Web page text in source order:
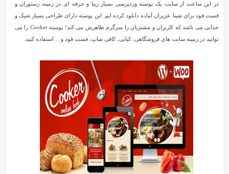
در این ساعت از سایت یک پوسته وردپرسی بسیار زیبا و حرفه ای در زمینه رستوران و
فست فود برای شما عزیزان آماده دانلود کرده ایم. این پوسته دارای طراحی بسیار شیک و
جذابی می باشد که کاربران و مشتریان را سرگرم ظاهرش می کند! پوسته Cooker را می
توانید در زمینه سایت های فروشگاهی، کبابی، کافی شاپ، فست فود و… استفاده کنید.